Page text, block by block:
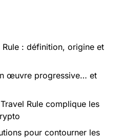
: définition, origine et
œuvre progressive… et
Rule complique les
pour contourner les